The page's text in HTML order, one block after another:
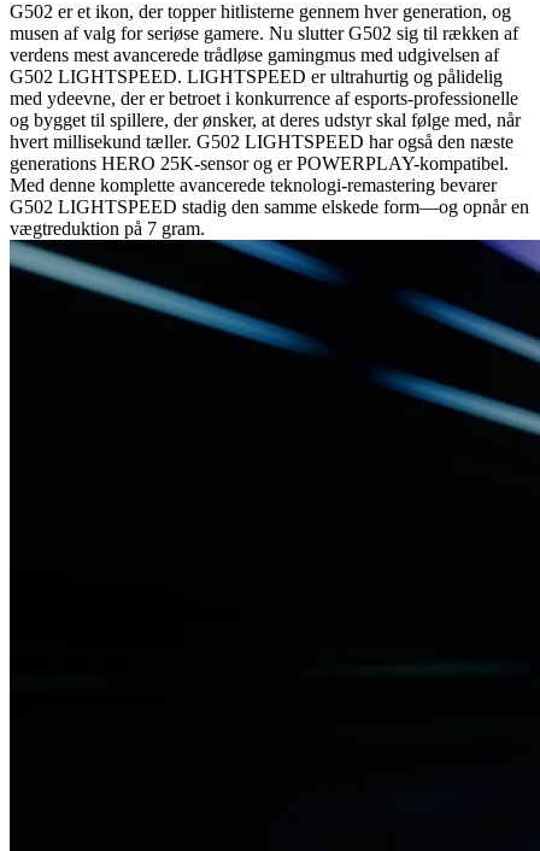
G502 er et ikon, der topper hitlisterne gennem hver generation, og
musen af valg for seriøse gamere. Nu slutter G502 sig til rækken af
verdens mest avancerede trådløse gamingmus med udgivelsen af
G502 LIGHTSPEED. LIGHTSPEED er ultrahurtig og pålidelig
med ydeevne, der er betroet i konkurrence af esports-professionelle
og bygget til spillere, der ønsker, at deres udstyr skal følge med, når
hvert millisekund tæller. G502 LIGHTSPEED har også den næste
generations HERO 25K-sensor og er POWERPLAY-kompatibel.
Med denne komplette avancerede teknologi-remastering bevarer
G502 LIGHTSPEED stadig den samme elskede form—og opnår en
vægtreduktion på 7 gram.